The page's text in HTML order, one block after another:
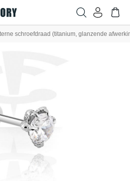
schroefdraad (titanium, glanzende